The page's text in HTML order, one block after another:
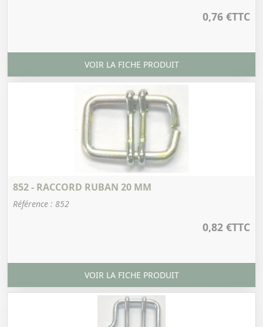
0,76 €TTC
VOIR LA FICHE PRODUIT
852 - RACCORD RUBAN 20 MM
Référence : 852
0,82 €TTC
VOIR LA FICHE PRODUIT